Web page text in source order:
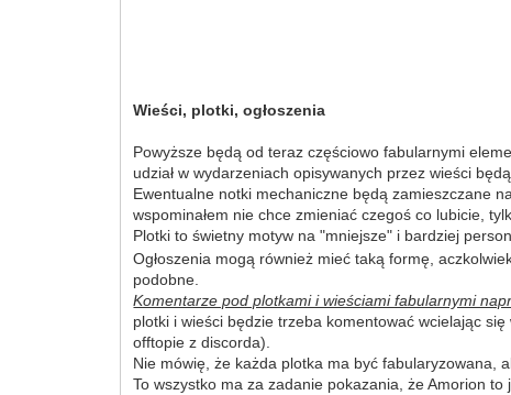
Wieści, plotki, ogłoszenia
Powyższe będą od teraz częściowo fabularnymi
udział w wydarzeniach opisywanych przez wieści
Ewentualne notki mechaniczne będą zamieszczane
wspominałem nie chce zmieniać czegoś co lubicie,
Plotki to świetny motyw na "mniejsze" i bardziej
Ogłoszenia mogą również mieć taką formę,
podobne.
Komentarze pod plotkami i wieściami fabularnymi
plotki i wieści będzie trzeba komentować wcielając
offtopie z discorda).
Nie mówię, że każda plotka ma być fabularyzowana,
To wszystko ma za zadanie pokazania, że Amorion